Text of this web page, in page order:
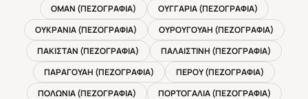
ΟΜΑΝ (ΠΕΖΟΓΡΑΦΙΑ)
ΟΥΓΓΑΡΙΑ (ΠΕΖΟΓΡΑΦΙΑ)
ΟΥΚΡΑΝΙΑ (ΠΕΖΟΓΡΑΦΙΑ)
ΟΥΡΟΥΓΟΥΑΗ (ΠΕΖΟΓΡΑΦΙΑ)
ΠΑΚΙΣΤΑΝ (ΠΕΖΟΓΡΑΦΙΑ)
ΠΑΛΑΙΣΤΙΝΗ (ΠΕΖΟΓΡΑΦΙΑ)
ΠΑΡΑΓΟΥΑΗ (ΠΕΖΟΓΡΑΦΙΑ)
ΠΕΡΟΥ (ΠΕΖΟΓΡΑΦΙΑ)
ΠΟΛΩΝΙΑ (ΠΕΖΟΓΡΑΦΙΑ)
ΠΟΡΤΟΓΑΛΙΑ (ΠΕΖΟΓΡΑΦΙΑ)